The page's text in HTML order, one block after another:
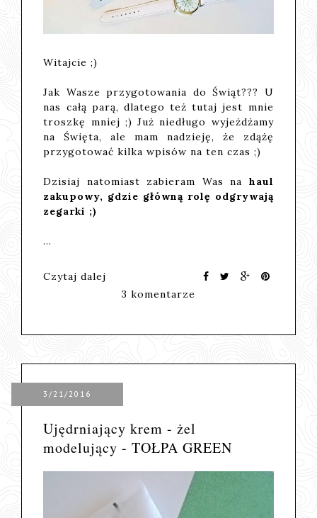
Witajcie ;)
Jak Wasze przygotowania do Świąt??? U
nas całą parą, dlatego też tutaj jest mnie
troszkę mniej ;) Już niedługo wyjeżdżamy
na Święta, ale mam nadzieję, że zdążę
przygotować kilka wpisów na ten czas ;)
Dzisiaj natomiast zabieram Was na haul
zakupowy, gdzie główną rolę odgrywają
zegarki ;)
…
Czytaj dalej
3 komentarze
3/21/2016
Ujędrniający krem - żel
modelujący - TOŁPA GREEN